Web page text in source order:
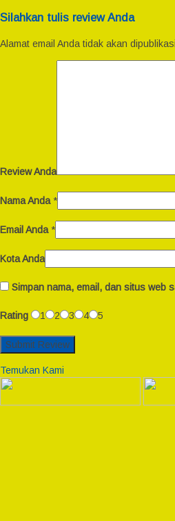
Silahkan tulis review Anda
Alamat email Anda tidak akan
Review Anda
Nama Anda *
Email Anda *
Kota Anda
Simpan nama, email, dan situs web
Rating 1 2 3 4 5
Temukan Kami